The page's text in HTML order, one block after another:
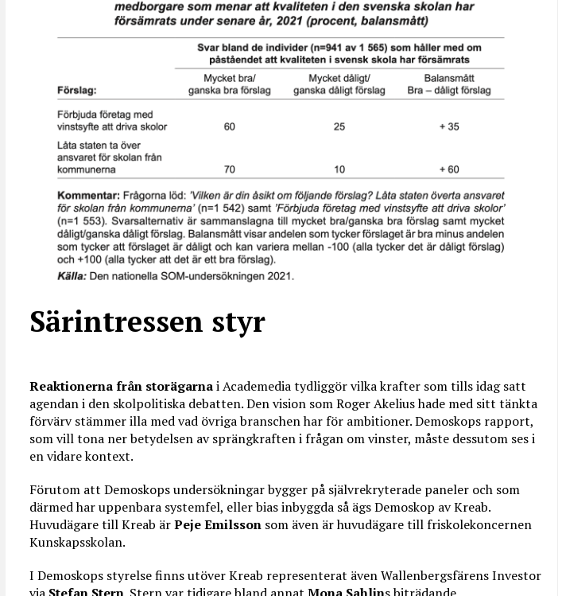
Särintressen styr
Reaktionerna från storägarnai Academedia tydliggör vilka krafter som tills idag satt
agendan i den skolpolitiska debatten. Den vision som Roger Akelius hade med sitt tänkta
förvärv stämmer illa med vad övriga branschen har för ambitioner. Demoskops rapport,
som vill tona ner betydelsen av sprängkraften i frågan om vinster, måste dessutom ses i
en vidare kontext.
Förutom att Demoskops undersökningar bygger på självrekryterade paneler och som
därmed har uppenbara systemfel, eller bias inbyggda så ägs Demoskop av Kreab.
Huvudägare till Kreab ärPeje Emilsson som även är huvudägare till friskolekoncernen
Kunskapsskolan.
I Demoskops styrelse finns utöver Kreab representerat även Wallenbergsfärens Investor